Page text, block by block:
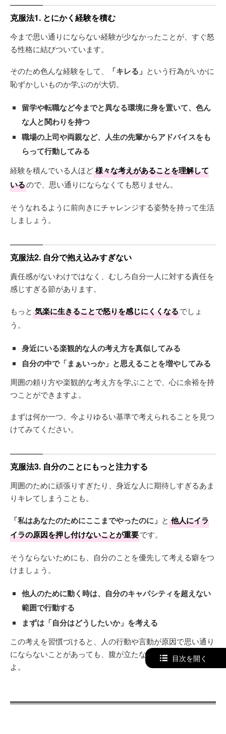
克服法1. とにかく経験を積む
今まで思い通りにならない経験が少なかったことが、すぐ怒
る性格に結びついています。
そのため色んな経験をして、 「キレる」 という行為がいかに
恥ずかしいものか学ぶのが大切。
留学や転職など今までと異なる環境に身を置いて、色ん
な人と関わりを持つ
職場の上司や両親など、人生の先輩からアドバイスをも
らって行動してみる
経験を積んでいる人ほど様々な考えがあることを理解して
いるので、思い通りにならなくても怒りません。
そうなれるように前向きにチャレンジする姿勢を持って生活
しましょう。
克服法2. 自分で抱え込みすぎない
責任感がないわけではなく、むしろ自分一人に対する責任を
感じすぎる節があります。
もっと 気楽に生きることで怒りを感じにくくなるでしょ
う。
身近にいる楽観的な人の考え方を真似してみる
自分の中で「まぁいっか」 と思えることを増やしてみる
周囲の頼り方や楽観的な考え方を学ぶことで、心に余裕を持
つことができますよ。
まずは何か一つ、今よりゆるい基準で考えられることを見つ
けてみてください。
克服法3. 自分のことにもっと注力する
周囲のために頑張りすぎたり、身近な人に期待しすぎるあま
りキレてしまうことも。
「私はあなたのためにここまでやったのに」 と 他人にイラ
イラの原因を押し付けないことが重要です。
そうならないためにも、自分のことを優先して考える癖をつ
けましょう。
他人のために動く時は、自分のキャパシティを超えない
範囲で行動する
まずは「自分はどうしたいか」を考える
この考えを習慣づけると、人の行動や言動が原因で思い通り
にならないことがあっても、腹が立たなくなっていきます
よ。
目次を開く